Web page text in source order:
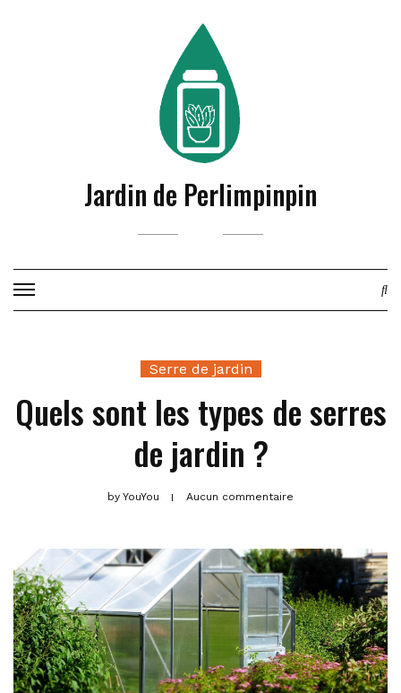
Jardin de Perlimpinpin
Serre de jardin
Quels sont les types de serres
de jardin ?
by YouYou Aucun commentaire